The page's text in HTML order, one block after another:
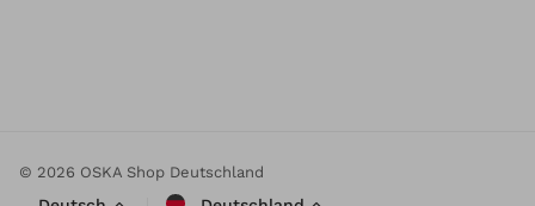
© 2026 OSKA Shop Deutschland